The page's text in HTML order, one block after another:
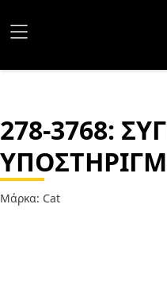
278-3768:
Μάρκα: Cat